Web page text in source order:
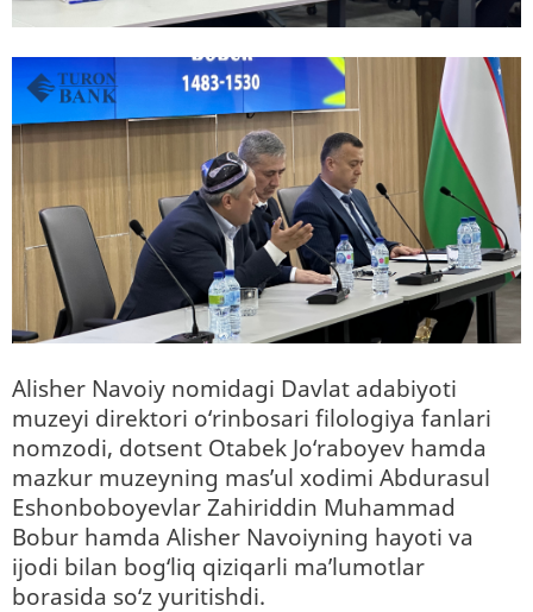
Alisher Navoiy nomidagi Davlat adabiyoti
muzeyi direktori o‘rinbosari filologiya fanlari
nomzodi, dotsent Otabek Jo‘raboyev hamda
mazkur muzeyning mas’ul xodimi Abdurasul
Eshonboboyevlar Zahiriddin Muhammad
Bobur hamda Alisher Navoiyning hayoti va
ijodi bilan bog‘liq qiziqarli ma’lumotlar
borasida so‘z yuritishdi.